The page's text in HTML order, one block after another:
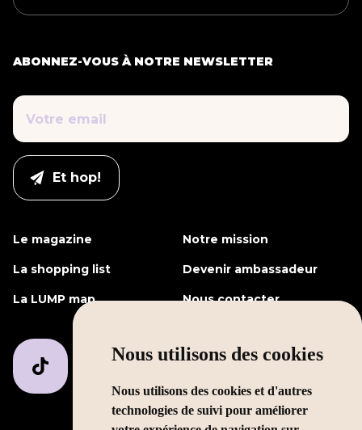
Nous utilisons des cookies
Nous utilisons des cookies et d'autres
technologies de suivi pour améliorer
ABONNEZ-VOUS À NOTRE NEWSLETTER
Le magazine Notre mission
La shopping list Devenir ambassadeur
La LUMP map Nous contacter